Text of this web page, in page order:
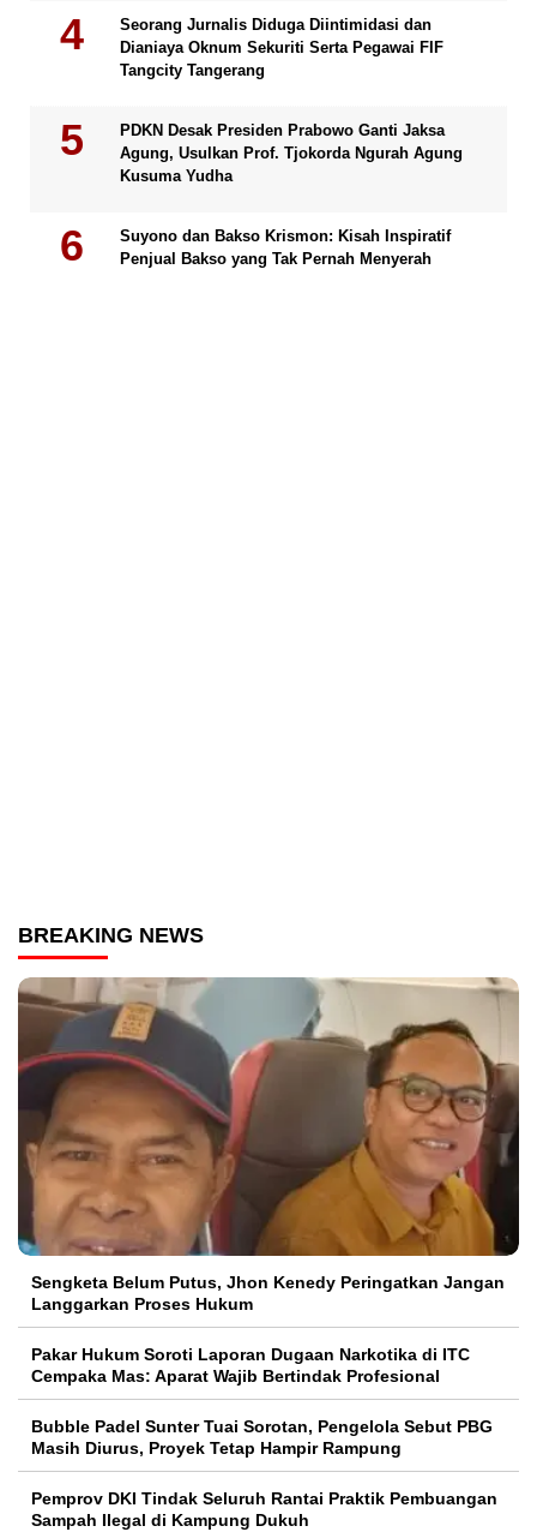
Seorang Jurnalis Diduga Diintimidasi dan
Dianiaya Oknum Sekuriti Serta Pegawai FIF
Tangcity Tangerang
PDKN Desak Presiden Prabowo Ganti Jaksa
Agung, Usulkan Prof. Tjokorda Ngurah Agung
Kusuma Yudha
Suyono dan Bakso Krismon: Kisah Inspiratif
Penjual Bakso yang Tak Pernah Menyerah
BREAKING NEWS
Sengketa Belum Putus, Jhon Kenedy Peringatkan Jangan
Langgarkan Proses Hukum
Pakar Hukum Soroti Laporan Dugaan Narkotika di ITC
Cempaka Mas: Aparat Wajib Bertindak Profesional
Bubble Padel Sunter Tuai Sorotan, Pengelola Sebut PBG
Masih Diurus, Proyek Tetap Hampir Rampung
Pemprov DKI Tindak Seluruh Rantai Praktik Pembuangan
Sampah Ilegal di Kampung Dukuh